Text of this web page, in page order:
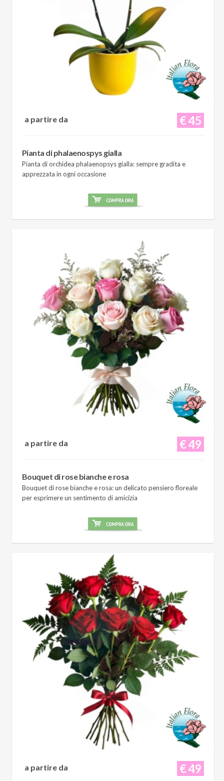
€ 45
a partire da
Pianta di phalaenospys gialla
Pianta di orchidea phalaenopsys gialla: sempre gradita e
apprezzata in ogni occasione
€ 49
a partire da
Bouquet di rose bianche e rosa
Bouquet di rose bianche e rosa: un delicato pensiero floreale
per esprimere un sentimento di amicizia
€ 49
a partire da